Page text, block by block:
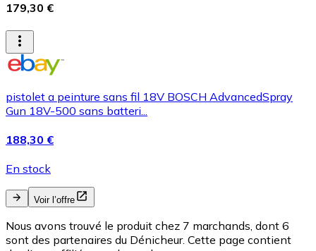
179,30 €
pistolet a peinture sans fil 18V BOSCH AdvancedSpray
Gun 18V-500 sans batteri...
188,30 €
En stock
Voir l’offre
Nous avons trouvé le produit chez 7 marchands, dont 6
sont des partenaires du Dénicheur. Cette page contient